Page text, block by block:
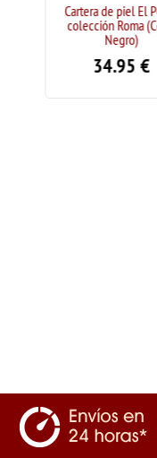
Cartera de piel El
colección Roma
Negro)
34.95€